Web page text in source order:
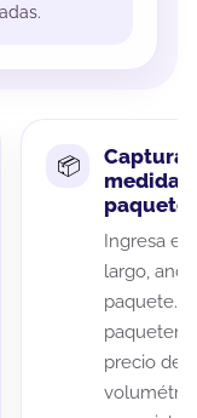
Captura
medidas
paquete
Ingresa el
largo,
paquete.
precio de